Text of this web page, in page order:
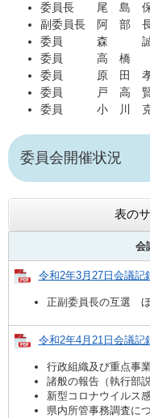
委員長 尾 島 保
副委員長 阿 部 長
委員 森 誠 一
委員 高 橋 肇
委員 原 田 孝 司
委員 戸 高 賢
委員 小 川 克 己
委員会開催状況
表の
会
令和2年3月27日会議記
正副委員長の互選
令和2年4月21日会議記
行政組織及び重点事
諸般の報告（執行部
新型コロナウイルス
県内所管事務調査に